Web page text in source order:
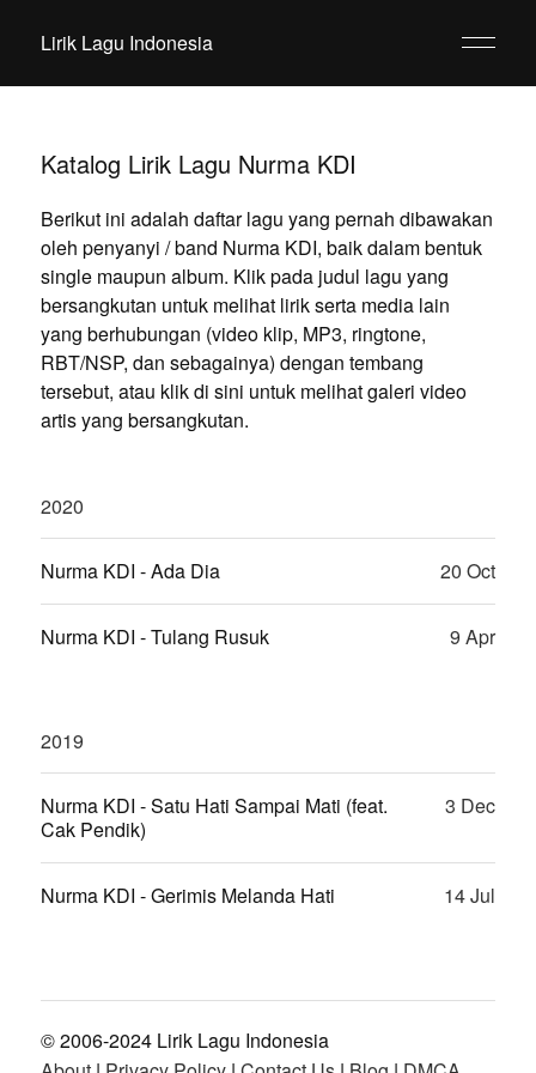
Lirik Lagu Indonesia
Katalog Lirik Lagu Nurma KDI
Berikut ini adalah daftar lagu yang pernah dibawakan
oleh penyanyi / band Nurma KDI, baik dalam bentuk
single maupun album. Klik pada judul lagu yang
bersangkutan untuk melihat lirik serta media lain
yang berhubungan (video klip, MP3, ringtone,
RBT/NSP, dan sebagainya) dengan tembang
tersebut, atau klik di sini untuk melihat galeri video
artis yang bersangkutan.
2020
Nurma KDI - Ada Dia 20 Oct
Nurma KDI - Tulang Rusuk 9 Apr
2019
Nurma KDI - Satu Hati Sampai Mati (feat.
Cak Pendik)
3 Dec
Nurma KDI - Gerimis Melanda Hati 14 Jul
© 2006-2024 Lirik Lagu Indonesia